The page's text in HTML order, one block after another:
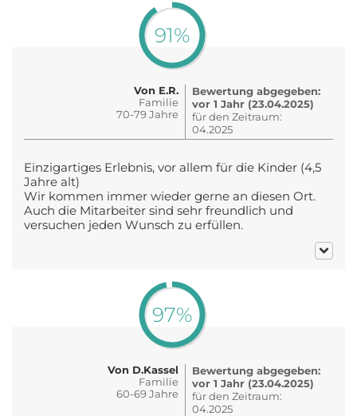
91%
Von E.R.
Familie
70-79 Jahre
Bewertung abgegeben:
vor 1 Jahr (23.04.2025)
für den Zeitraum:
04.2025
Einzigartiges Erlebnis, vor allem für die Kinder (4,5
Jahre alt)
Wir kommen immer wieder gerne an diesen Ort.
Auch die Mitarbeiter sind sehr freundlich und
versuchen jeden Wunsch zu erfüllen.
97%
Von D.Kassel
Familie
60-69 Jahre
Bewertung abgegeben:
vor 1 Jahr (23.04.2025)
für den Zeitraum:
04.2025